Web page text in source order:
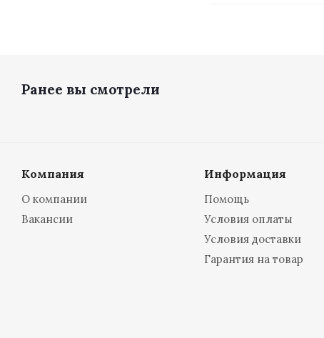
Ранее вы смотрели
Компания
О компании
Вакансии
Информация
Помощь
Условия оплаты
Условия доставки
Гарантия на товар